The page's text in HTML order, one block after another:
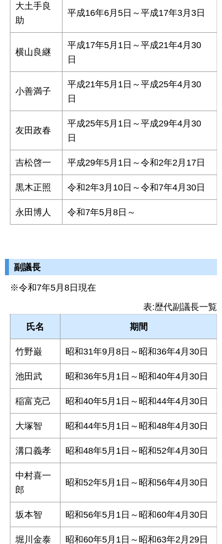
大土手良
助
平成16年6月5日～平成17年3月3日
横山良継
平成17年5月1日～平成21年4月30
日
小善満子
平成21年5月1日～平成25年4月30
日
友田政春
平成25年5月1日～平成29年4月30
日
吉松啓一 平成29年5月1日～令和2年2月17日
黒木正照 令和2年3月10日～令和7年4月30日
永田博人 令和7年5月8日～
副議長
※令和7年5月8日現在
表:歴代副議長一覧
氏名
期間
竹野巌 昭和31年9月8日～昭和36年4月30日
池田武 昭和36年5月1日～昭和40年4月30日
稲富克己 昭和40年5月1日～昭和44年4月30日
大塚智 昭和44年5月1日～昭和48年4月30日
溝口義孝 昭和48年5月1日～昭和52年4月30日
中村喜一
郎
昭和52年5月1日～昭和56年4月30日
坂本智 昭和56年5月1日～昭和60年4月30日
堀川金泰 昭和60年5月1日～昭和63年2月29日